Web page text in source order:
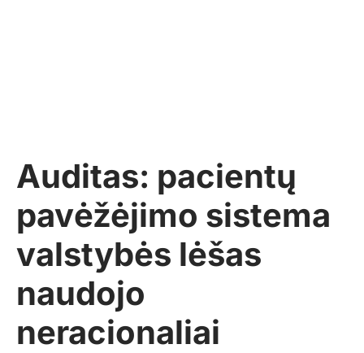
Auditas: pacientų
pavėžėjimo sistema
valstybės lėšas
naudojo
neracionaliai